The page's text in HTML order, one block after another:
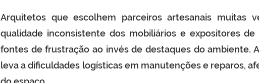
Arquitetos que escolhem parceiros artesanais muitas
qualidade inconsistente dos mobiliários e expositores
fontes de frustração ao invés de destaques do ambiente.
leva a dificuldades logísticas em manutenções e reparos,